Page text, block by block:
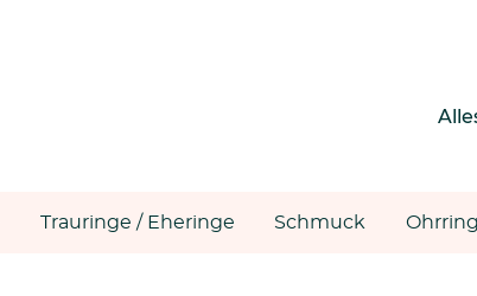
Trauringe / Eheringe Schmuck